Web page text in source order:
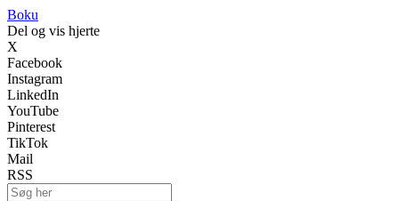
Boku
Del og vis hjerte
X
Facebook
Instagram
LinkedIn
YouTube
Pinterest
TikTok
Mail
RSS